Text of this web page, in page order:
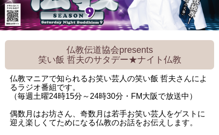
仏教伝道協会presents
笑い飯 哲夫のサタデー★ナイト仏教
仏教マニアで知られるお笑い芸人の笑い飯 哲夫さんによ
るラジオ番組です。
（毎週土曜24時15分～24時30分・FM大阪で放送中）
偶数月はお坊さん、奇数月は若手お笑い芸人をゲストに
迎え楽しくてためになる仏教のお話をお伝えします。